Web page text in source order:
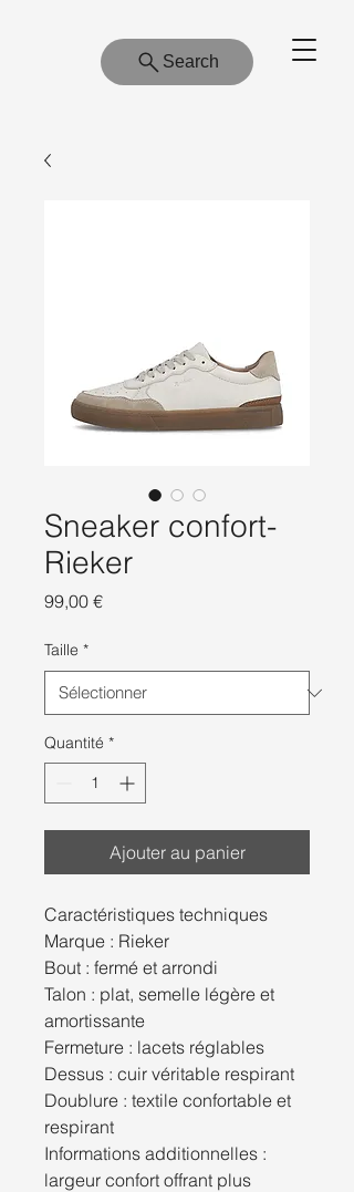
Search
Sneaker confort-
Rieker
99,00 €Prix
Taille *
Quantité *
Ajouter au panier
Caractéristiques techniques
Marque : Rieker
Bout : fermé et arrondi
Talon : plat, semelle légère et
amortissante
Fermeture : lacets réglables
Dessus : cuir véritable respirant
Doublure : textile confortable et
respirant
Informations additionnelles :
largeur confort offrant plus